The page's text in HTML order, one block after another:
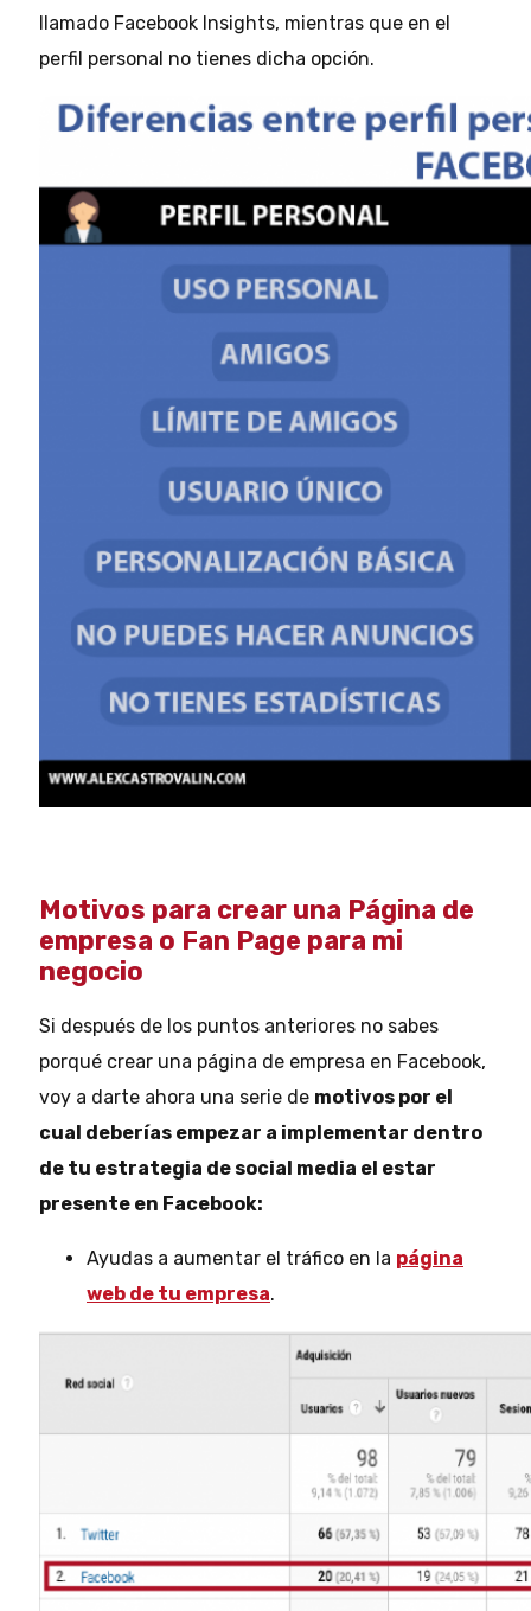
llamado Facebook Insights, mientras que en el
perfil personal no tienes dicha opción.
Motivos para crear una Página de
empresa o Fan Page para mi
negocio
Si después de los puntos anteriores no sabes
porqué crear una página de empresa en Facebook,
voy a darte ahora una serie de motivos por el
cual deberías empezar a implementar dentro
de tu estrategia de social media el estar
presente en Facebook:
Ayudas a aumentar el tráfico en la página
web de tu empresa.